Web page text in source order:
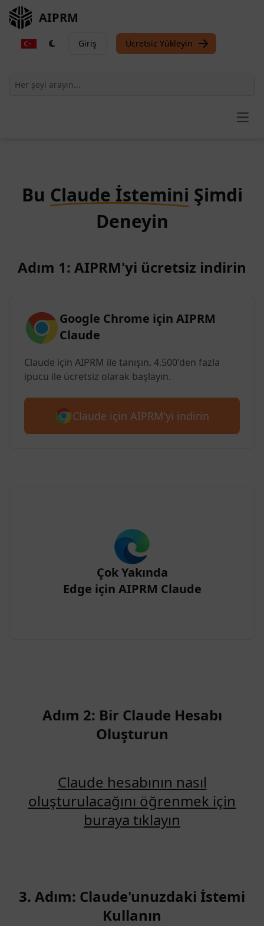
AIPRM
Giriş Ücretsiz Yükleyin
Bu Claude İstemini Şimdi
Deneyin
Adım 1: AIPRM'yi ücretsiz indirin
Google Chrome için AIPRM
Claude
Claude için AIPRM ile tanışın. 4.500'den fazla
ipucu ile ücretsiz olarak başlayın.
Claude için AIPRM'yi indirin
Çok Yakında
Edge için AIPRM Claude
Adım 2: Bir Claude Hesabı
Oluşturun
Claude hesabının nasıl
oluşturulacağını öğrenmek için
buraya tıklayın
3. Adım: Claude'unuzdaki İstemi
Kullanın